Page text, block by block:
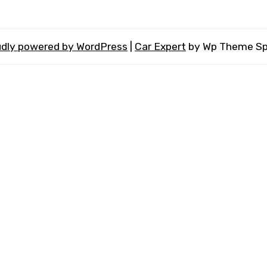
powered by WordPress Car Expert by Wp Theme